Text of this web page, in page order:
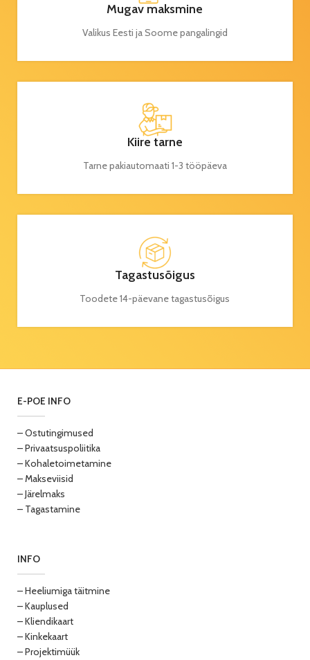
Mugav maksmine
Valikus Eesti ja Soome pangalingid
Kiire tarne
Tarne pakiautomaati 1-3 tööpäeva
Tagastusõigus
Toodete 14-päevane tagastusõigus
E-POE INFO
– Ostutingimused
– Privaatsuspoliitika
– Kohaletoimetamine
– Makseviisid
– Järelmaks
– Tagastamine
INFO
– Heeliumiga täitmine
– Kauplused
– Kliendikaart
– Kinkekaart
– Projektimüük